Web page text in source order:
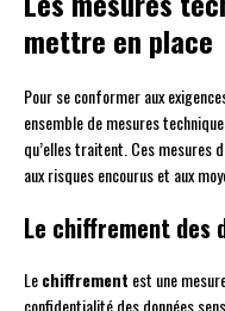
mettre en place
Pour se conformer aux
ensemble de mesures
qu’elles traitent. Ces mesures
aux risques encourus et aux
Le chiffrement des
Lechiffrement est une
confidentialité des données